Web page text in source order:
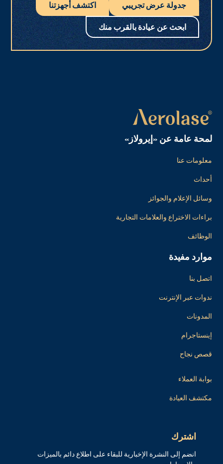
جدولة عرض تجريبي اكتشف أجهزتنا
ابحث عن عيادة بالقرب منك
لمحة عامة عن «إيرولاز»
معلومات عنا
أحداث
وسائل الإعلام والجوائز
براءات الاختراع والعلامات التجارية
الوظائف
موارد مفيدة
اتصل بنا
ندوات عبر الإنترنت
المدونات
إينستاجرام
قصص نجاح
بوابة العملاء
مكتشف العيادة
اشترك
انضم إلى النشرة الإخبارية للبقاء على اطلاع دائم بالميزات